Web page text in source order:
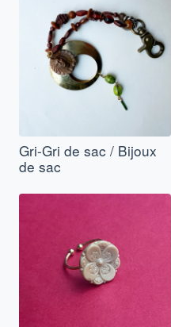
Gri-Gri de sac / Bijoux
de sac